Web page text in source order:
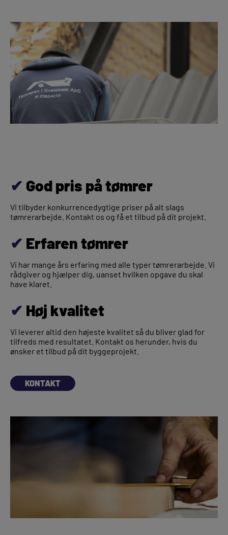
✔ God pris på tømrer
Vi tilbyder konkurrencedygtige priser på alt slags
tømrerarbejde. Kontakt os og få et tilbud på dit projekt.
✔ Erfaren tømrer
Vi har mange års erfaring med alle typer tømrerarbejde. Vi
rådgiver og hjælper dig, uanset hvilken opgave du skal
have klaret.
✔ Høj kvalitet
Vi leverer altid den højeste kvalitet så du bliver glad for
tilfreds med resultatet. Kontakt os herunder, hvis du
ønsker et tilbud på dit byggeprojekt.
KONTAKT